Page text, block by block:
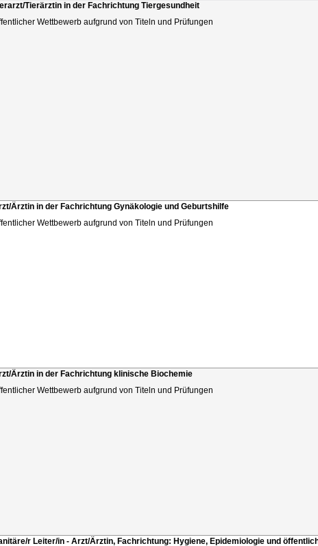
Tierärztin in der Fachrichtung Tiergesundheit
Wettbewerb aufgrund von Titeln und Prüfungen
Ärztin in der Fachrichtung Gynäkologie und Geburtshilfe
Wettbewerb aufgrund von Titeln und Prüfungen
Ärztin in der Fachrichtung klinische Biochemie
Wettbewerb aufgrund von Titeln und Prüfungen
r Leiter/in - Arzt/Ärztin, Fachrichtung: Hygiene, Epidemiologie und